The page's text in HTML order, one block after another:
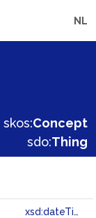
NL
skos:Concept
sdo:Thing
xsd:dateTime